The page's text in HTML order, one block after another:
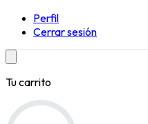
Perfil
Cerrar sesión
Tu carrito